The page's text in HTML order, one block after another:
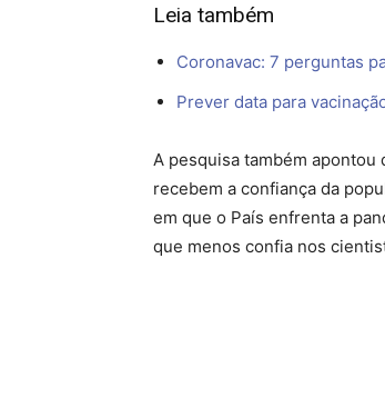
Leia também
Coronavac: 7 perguntas
Prever data para
A pesquisa também apontou
recebem a confiança da
em que o País enfrenta a
que menos confia nos